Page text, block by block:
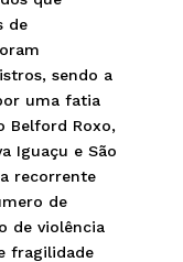
de
sendo a
uma fatia
Belford Roxo,
Iguaçu e São
recorrente
de
de violência
fragilidade